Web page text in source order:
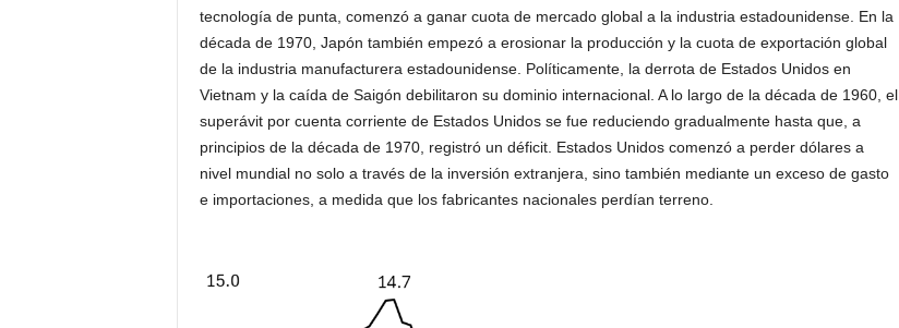
tecnología de punta, comenzó a ganar cuota de mercado global a la industria estadounidense. En la
década de 1970, Japón también empezó a erosionar la producción y la cuota de exportación global
de la industria manufacturera estadounidense. Políticamente, la derrota de Estados Unidos en
Vietnam y la caída de Saigón debilitaron su dominio internacional. A lo largo de la década de 1960, el
superávit por cuenta corriente de Estados Unidos se fue reduciendo gradualmente hasta que, a
principios de la década de 1970, registró un déficit. Estados Unidos comenzó a perder dólares a
nivel mundial no solo a través de la inversión extranjera, sino también mediante un exceso de gasto
e importaciones, a medida que los fabricantes nacionales perdían terreno.